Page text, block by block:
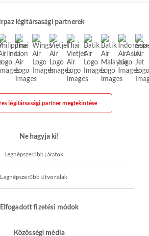
légitársasági partnerek
légitársasági partner megtekintése
Ne hagyja ki!
Legnépszerűbb járatok
Legnépszerűbb útvonalak
Elfogadott fizetési módok
Közösségi média